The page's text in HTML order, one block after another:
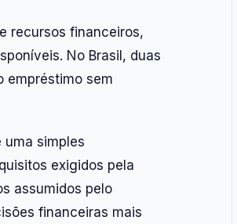
recursos financeiros,
No Brasil, duas
empréstimo sem
simples
exigidos pela
assumidos pelo
financeiras mais